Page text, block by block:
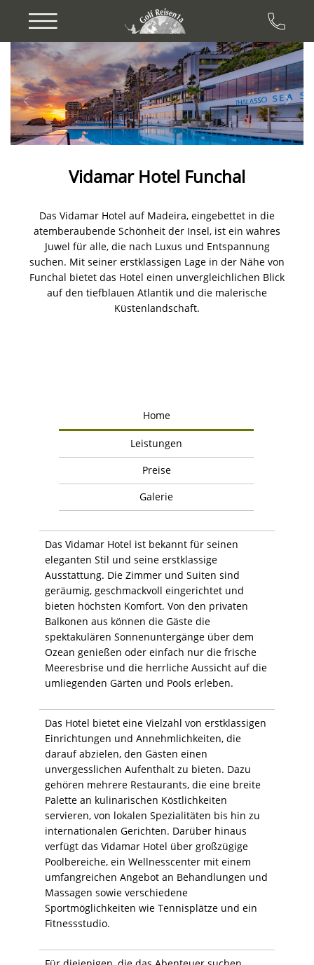
Previous Next
Vidamar Hotel Funchal
Das Vidamar Hotel auf Madeira, eingebettet in die
atemberaubende Schönheit der Insel, ist ein wahres
Juwel für alle, die nach Luxus und Entspannung
suchen. Mit seiner erstklassigen Lage in der Nähe von
Funchal bietet das Hotel einen unvergleichlichen Blick
auf den tiefblauen Atlantik und die malerische
Küstenlandschaft.
Home
Leistungen
Preise
Galerie
Das Vidamar Hotel ist bekannt für seinen
eleganten Stil und seine erstklassige
Ausstattung. Die Zimmer und Suiten sind
geräumig, geschmackvoll eingerichtet und
bieten höchsten Komfort. Von den privaten
Balkonen aus können die Gäste die
spektakulären Sonnenuntergänge über dem
Ozean genießen oder einfach nur die frische
Meeresbrise und die herrliche Aussicht auf die
umliegenden Gärten und Pools erleben.
Das Hotel bietet eine Vielzahl von erstklassigen
Einrichtungen und Annehmlichkeiten, die
darauf abzielen, den Gästen einen
unvergesslichen Aufenthalt zu bieten. Dazu
gehören mehrere Restaurants, die eine breite
Palette an kulinarischen Köstlichkeiten
servieren, von lokalen Spezialitäten bis hin zu
internationalen Gerichten. Darüber hinaus
verfügt das Vidamar Hotel über großzügige
Poolbereiche, ein Wellnesscenter mit einem
umfangreichen Angebot an Behandlungen und
Massagen sowie verschiedene
Sportmöglichkeiten wie Tennisplätze und ein
Fitnessstudio.